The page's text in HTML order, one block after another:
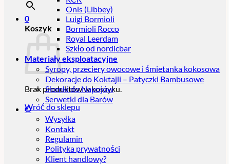
0
Koszyk
Brak produktów w koszyku.
Wróć do sklepu
Onis (Libbey)
Luigi Bormioli
Bormioli Rocco
Royal Leerdam
Szkło od nordicbar
Materiały eksploatacyjne
Syropy, przeciery owocowe i śmietanka kokosowa
Dekoracje do Koktajli – Patyczki Bambusowe
Słomki do Napojów
Serwetki dla Barów
O
Wysyłka
Kontakt
Regulamin
Polityka prywatności
Klient handlowy?